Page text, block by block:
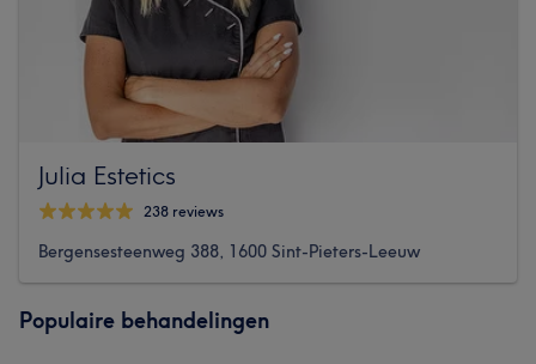
Julia Estetics
238 reviews
Bergensesteenweg 388, 1600 Sint-Pieters-Leeuw
Populaire behandelingen